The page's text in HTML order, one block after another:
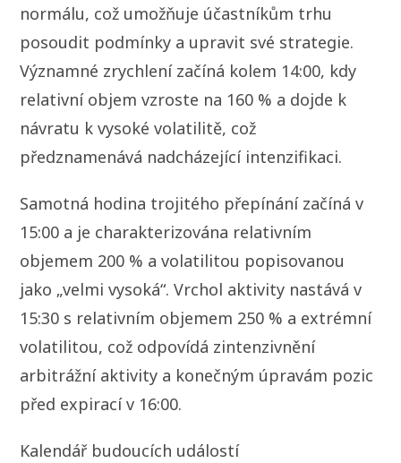
normálu, což umožňuje účastníkům trhu
posoudit podmínky a upravit své strategie.
Významné zrychlení začíná kolem 14:00, kdy
relativní objem vzroste na 160 % a dojde k
návratu k vysoké volatilitě, což
předznamenává nadcházející intenzifikaci.
Samotná hodina trojitého přepínání začíná v
15:00 a je charakterizována relativním
objemem 200 % a volatilitou popisovanou
jako „velmi vysoká“. Vrchol aktivity nastává v
15:30 s relativním objemem 250 % a extrémní
volatilitou, což odpovídá zintenzivnění
arbitrážní aktivity a konečným úpravám pozic
před expirací v 16:00.
Kalendář budoucích událostí